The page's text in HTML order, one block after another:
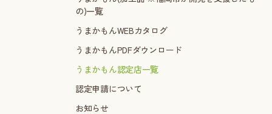
の)一覧
うまかもんWEBカタログ
うまかもんPDFダウンロード
うまかもん認定店一覧
認定申請について
お知らせ